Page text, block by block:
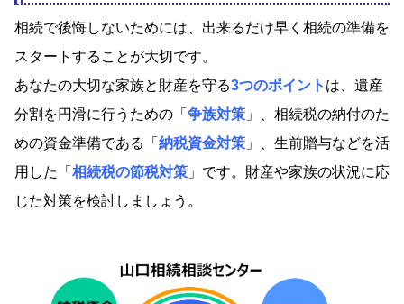
相続で後悔しないためには、出来るだけ早く相続の準備を
スタートすることが大切です。
あなたの大切な家族と財産を守る3つのポイント は、遺産
分割を円滑に行うための「 争族対策 」、相続税の納付のた
めの資金準備である「 納税資金対策 」、生前贈与などを活
用した「 相続税の節税対策 」です。財産や家族の状況に応
じた対策を検討しましょう。